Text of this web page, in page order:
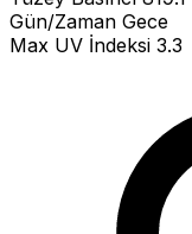
Gün/Zaman Gece
Max UV İndeksi 3.3